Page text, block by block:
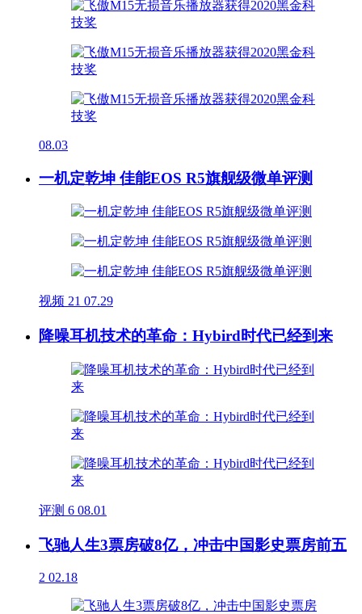
08.03
一机定乾坤 佳能EOS R5旗舰级微单评测
视频 21 07.29
降噪耳机技术的革命：Hybird时代已经到来
评测 6 08.01
飞驰人生3票房破8亿，冲击中国影史票房前五
2 02.18